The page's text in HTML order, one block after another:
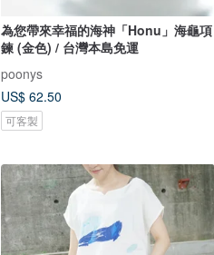
為您帶來幸福的海神「Honu」海龜項
鍊 (金色) / 台灣本島免運
poonys
US$ 62.50
可客製